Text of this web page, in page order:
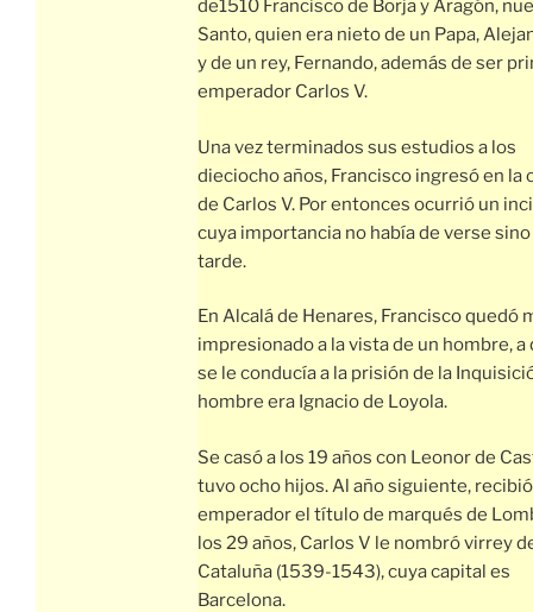
de1510 Francisco de Borja y Aragón,
Santo, quien era nieto de un Papa,
y de un rey, Fernando, además de ser
emperador Carlos V.
Una vez terminados sus estudios a los
dieciocho años, Francisco ingresó en la
de Carlos V. Por entonces ocurrió un
cuya importancia no había de verse
tarde.
En Alcalá de Henares, Francisco quedó
impresionado a la vista de un hombre, a
se le conducía a la prisión de la
hombre era Ignacio de Loyola.
Se casó a los 19 años con Leonor de
tuvo ocho hijos. Al año siguiente,
emperador el título de marqués de
los 29 años, Carlos V le nombró virrey
Cataluña (1539-1543), cuya capital es
Barcelona.